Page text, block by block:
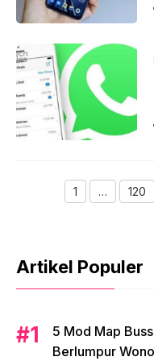
Page
1 … 120
Artikel Populer
5 Mod Map
Berlumpur